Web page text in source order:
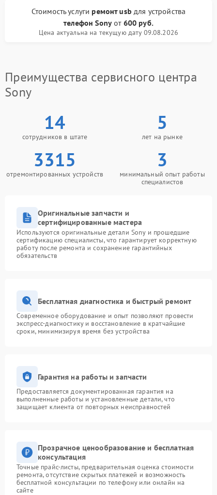
Стоимость услуги ремонт usb для устройства
телефон Sony от 600 руб.
Цена актуальна на текущую дату 09.08.2026
Преимущества сервисного центра
Sony
14
сотрудников в штате
5
лет на рынке
3315
отремонтированных устройств
3
минимальный опыт работы
специалистов
Оригинальные запчасти и
сертифицированные мастера
Используются оригинальные детали Sony и прошедшие
сертификацию специалисты, что гарантирует корректную
работу после ремонта и сохранение гарантийных
обязательств
Бесплатная диагностика и быстрый ремонт
Современное оборудование и опыт позволяют провести
экспресс-диагностику и восстановление в кратчайшие
сроки, минимизируя время без устройства
Гарантия на работы и запчасти
Предоставляется документированная гарантия на
выполненные работы и установленные детали, что
защищает клиента от повторных неисправностей
Прозрачное ценообразование и бесплатная
консультация
Точные прайс-листы, предварительная оценка стоимости
ремонта, отсутствие скрытых платежей и возможность
бесплатной консультации по телефону или онлайн на
сайте